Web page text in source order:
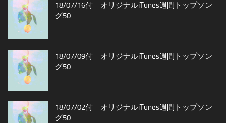
18/07/16付 オリジナルiTunes週間トップソン
グ50
18/07/09付 オリジナルiTunes週間トップソン
グ50
18/07/02付 オリジナルiTunes週間トップソン
グ50